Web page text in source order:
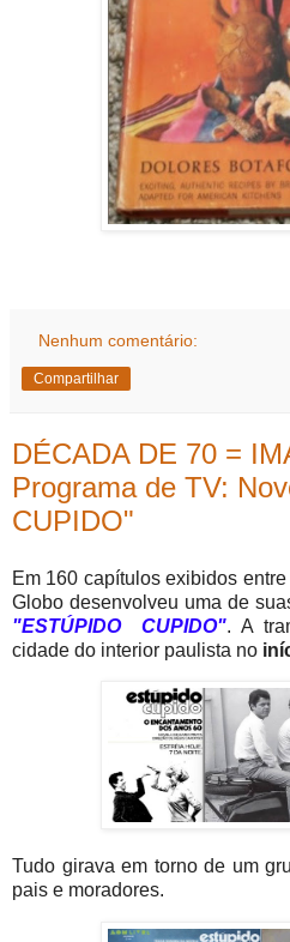
Nenhum comentário:
Compartilhar
DÉCADA DE 70 =
Programa de TV:
CUPIDO"
Em 160 capítulos exibidos entre
Globo desenvolveu uma de
"ESTÚPIDO CUPIDO". A
cidade do interior paulista no
Tudo girava em torno de um
pais e moradores.